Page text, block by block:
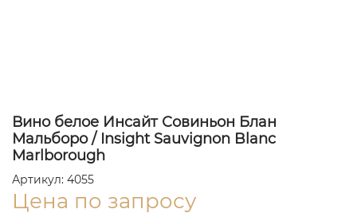
Вино белое Инсайт Совиньон Блан
Мальборо / Insight Sauvignon Blanc
Marlborough
Артикул: 4055
Цена по запросу